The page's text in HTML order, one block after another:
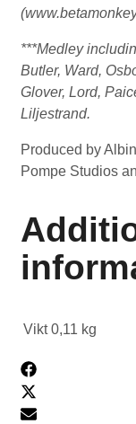
***Medley
Butler, Ward,
Glover, Lord,
Liljestrand.
Produced by
Pompe Studios
Vikt 0,11 kg